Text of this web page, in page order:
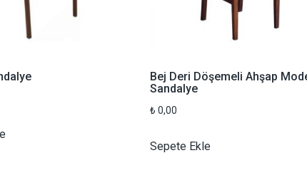
Bej Deri Döşemeli Ahşap
Sandalye
₺ 0,00
Sepete Ekle